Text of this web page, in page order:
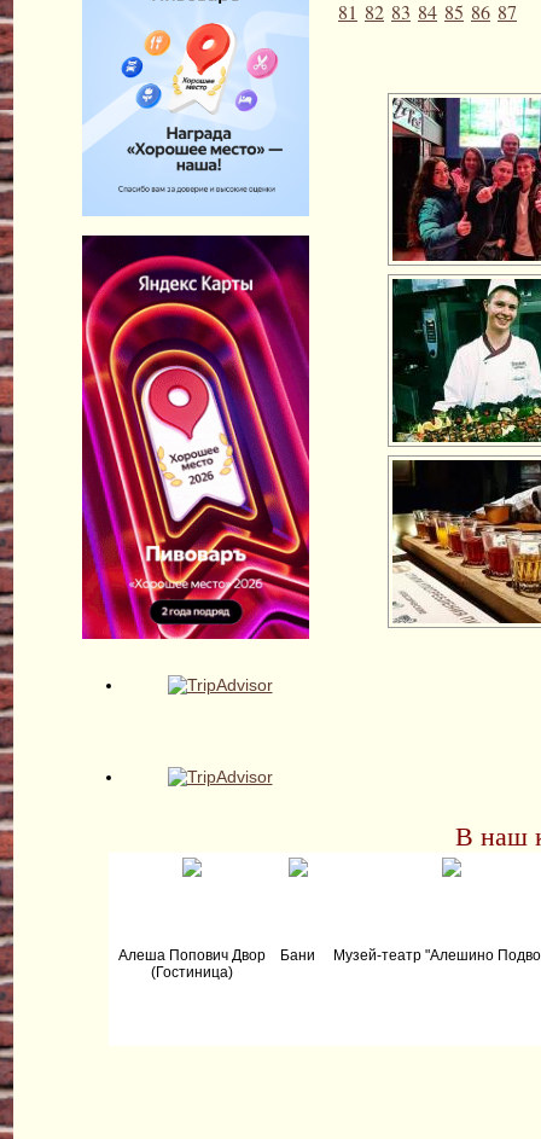
81 82 83 84 85 86 87
В наш
Алеша Попович Двор
(Гостиница)
Бани Музей-театр "Алешино